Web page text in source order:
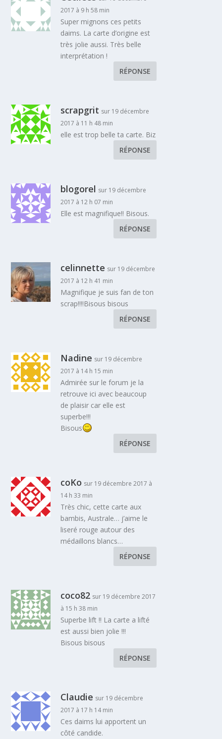
2017 à 9 h 58 min
Super mignons ces petits
daims. La carte d’origine est
très jolie aussi. Très belle
interprétation !
RÉPONSE
scrapgrit sur 19 décembre
2017 à 11 h 48 min
elle est trop belle ta carte. Biz
RÉPONSE
blogorel sur 19 décembre
2017 à 12 h 07 min
Elle est magnifique!! Bisous.
RÉPONSE
celinnette sur 19 décembre
2017 à 12 h 41 min
Magnifique je suis fan de ton
scrap!!!!Bisous bisous
RÉPONSE
Nadine sur 19 décembre
2017 à 14 h 15 min
Admirée sur le forum je la
retrouve ici avec beaucoup
de plaisir car elle est
superbe!!!
Bisous
RÉPONSE
coKo sur 19 décembre 2017 à
14 h 33 min
Très chic, cette carte aux
bambis, Australe… j’aime le
liseré rouge autour des
médaillons blancs…
RÉPONSE
coco82 sur 19 décembre 2017
à 15 h 38 min
Superbe lift !! La carte a lifté
est aussi bien jolie !!!
Bisous bisous
RÉPONSE
Claudie sur 19 décembre
2017 à 17 h 14 min
Ces daims lui apportent un
côté candide.